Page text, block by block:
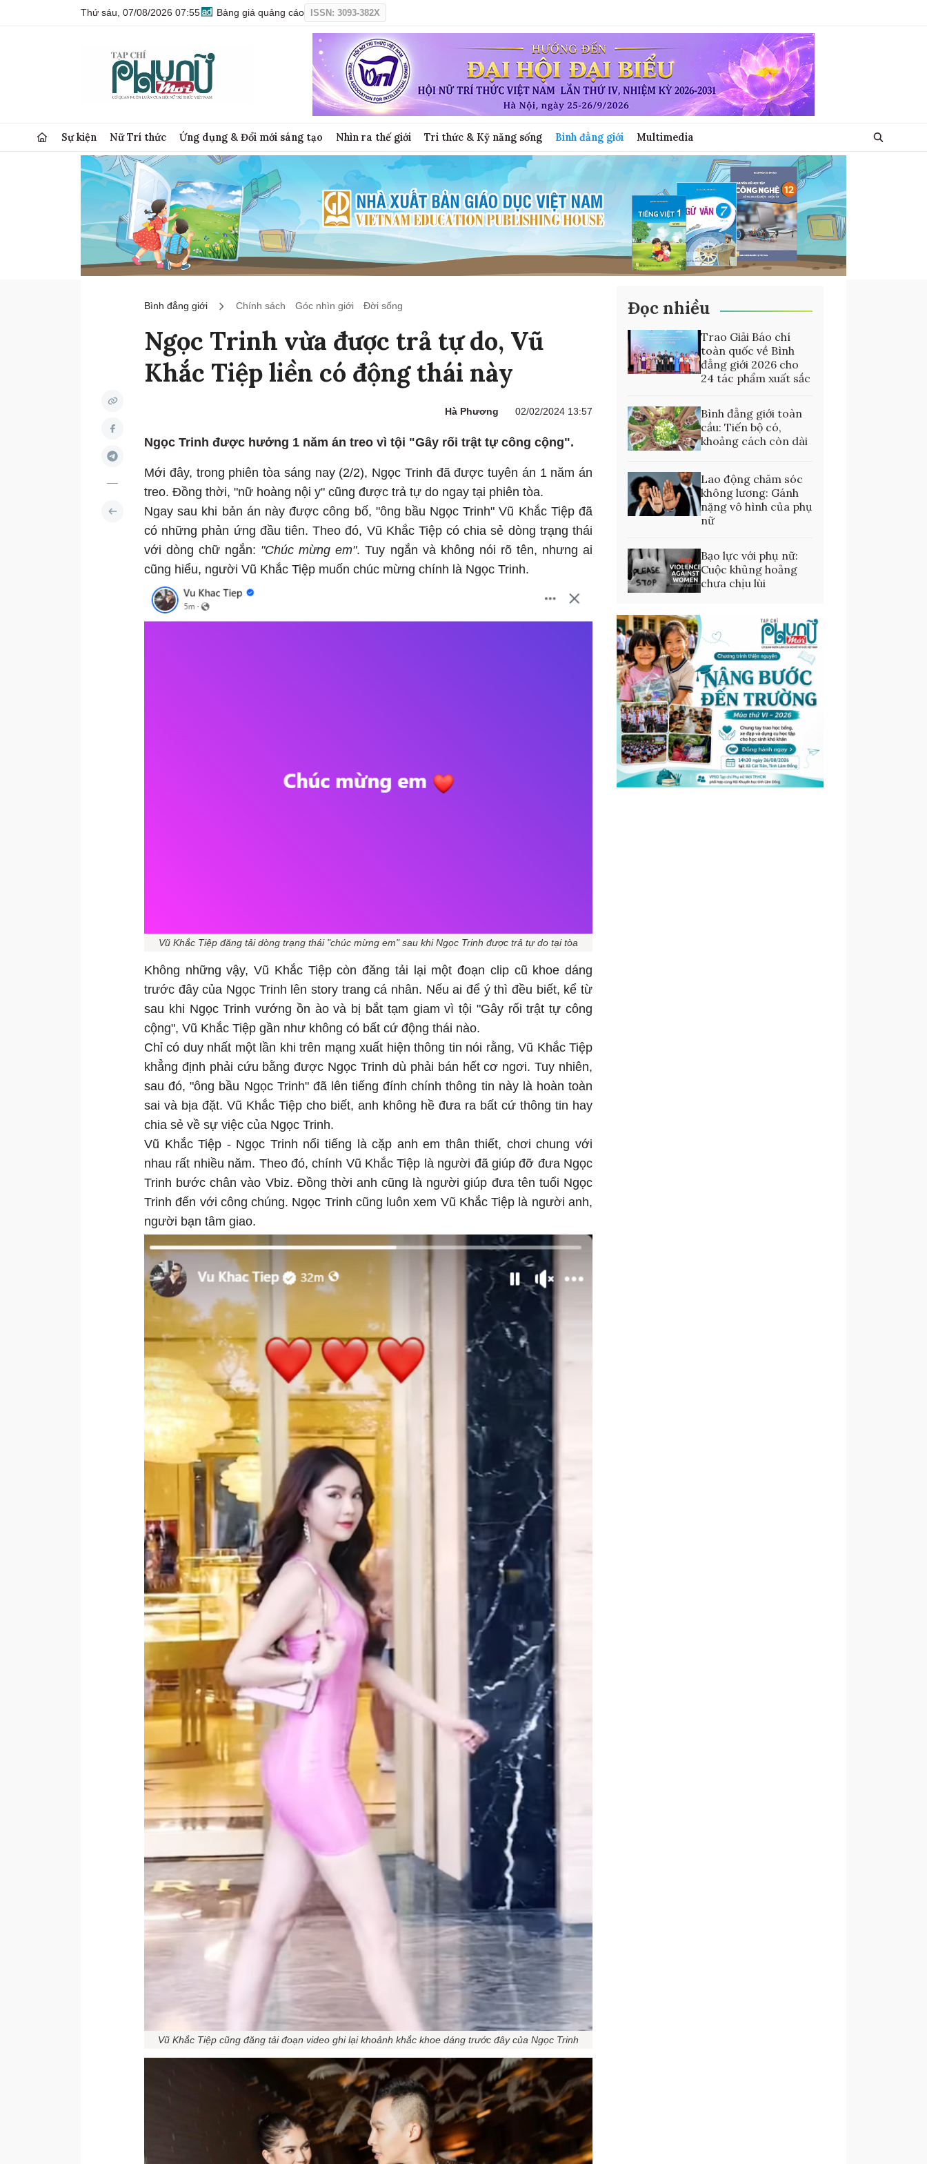
Thứ sáu, 07/08/2026 07:55 Bảng giá quảng cáo ISSN: 3093-382X
Sự kiện Nữ Trí thức Ứng dụng & Đổi mới sáng tạo Nhìn ra thế giới Tri thức & Kỹ năng sống Bình đẳng giới Multimedia
Bình đẳng giới Chính sách Góc nhìn giới Đời sống
Ngọc Trinh vừa được trả tự do, Vũ
Khắc Tiệp liền có động thái này
Hà Phương 02/02/2024 13:57
Ngọc Trinh được hưởng 1 năm án treo vì tội "Gây rối trật tự công cộng".
Mới đây, trong phiên tòa sáng nay (2/2), Ngọc Trinh đã được tuyên án 1 năm án
treo. Đồng thời, "nữ hoàng nội y" cũng được trả tự do ngay tại phiên tòa.
Ngay sau khi bản án này được công bố, "ông bầu Ngọc Trinh" Vũ Khắc Tiệp đã
có những phản ứng đầu tiên. Theo đó, Vũ Khắc Tiệp có chia sẻ dòng trạng thái
với dòng chữ ngắn: "Chúc mừng em". Tuy ngắn và không nói rõ tên, nhưng ai
cũng hiểu, người Vũ Khắc Tiệp muốn chúc mừng chính là Ngọc Trinh.
Vũ Khắc Tiệp đăng tải dòng trạng thái "chúc mừng em" sau khi Ngọc Trinh được trả tự do tại tòa
Không những vậy, Vũ Khắc Tiệp còn đăng tải lại một đoạn clip cũ khoe dáng
trước đây của Ngọc Trinh lên story trang cá nhân. Nếu ai để ý thì đều biết, kể từ
sau khi Ngọc Trinh vướng ồn ào và bị bắt tạm giam vì tội "Gây rối trật tự công
cộng", Vũ Khắc Tiệp gần như không có bất cứ động thái nào.
Chỉ có duy nhất một lần khi trên mạng xuất hiện thông tin nói rằng, Vũ Khắc Tiệp
khẳng định phải cứu bằng được Ngọc Trinh dù phải bán hết cơ ngơi. Tuy nhiên,
sau đó, "ông bầu Ngọc Trinh" đã lên tiếng đính chính thông tin này là hoàn toàn
sai và bịa đặt. Vũ Khắc Tiệp cho biết, anh không hề đưa ra bất cứ thông tin hay
chia sẻ về sự việc của Ngọc Trinh.
Vũ Khắc Tiệp - Ngọc Trinh nổi tiếng là cặp anh em thân thiết, chơi chung với
nhau rất nhiều năm. Theo đó, chính Vũ Khắc Tiệp là người đã giúp đỡ đưa Ngọc
Trinh bước chân vào Vbiz. Đồng thời anh cũng là người giúp đưa tên tuổi Ngọc
Trinh đến với công chúng. Ngọc Trinh cũng luôn xem Vũ Khắc Tiệp là người anh,
người bạn tâm giao.
Vũ Khắc Tiệp cũng đăng tải đoạn video ghi lại khoảnh khắc khoe dáng trước đây của Ngọc Trinh
Đọc nhiều
Trao Giải Báo chí
toàn quốc về Bình
đẳng giới 2026 cho
24 tác phẩm xuất sắc
Bình đẳng giới toàn
cầu: Tiến bộ có,
khoảng cách còn dài
Lao động chăm sóc
không lương: Gánh
nặng vô hình của phụ
nữ
Bạo lực với phụ nữ:
Cuộc khủng hoảng
chưa chịu lùi